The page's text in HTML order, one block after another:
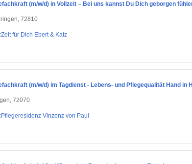
(m/w/d) in Vollzeit – Bei uns kannst Du Dich geborgen
72810
Zeit für Dich Ebert & Katz
(m/w/d) im Tagdienst - Lebens- und Pflegequalität Hand in
72070
Pflegeresidenz Vinzenz von Paul